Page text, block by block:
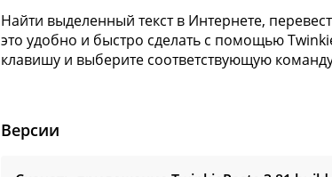
Найти выделенный текст в Интернете,
это удобно и быстро сделать с помощью
клавишу и выберите соответствующую
Версии